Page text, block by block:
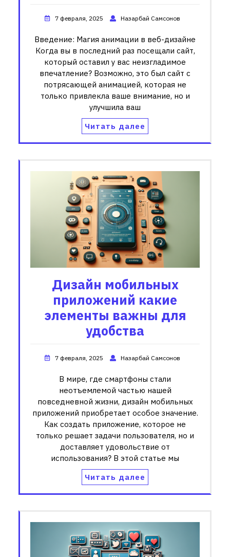
7 февраля, 2025 Назарбай Самсонов
Введение: Магия анимации в веб-дизайне
Когда вы в последний раз посещали сайт,
который оставил у вас неизгладимое
впечатление? Возможно, это был сайт с
потрясающей анимацией, которая не
только привлекла ваше внимание, но и
улучшила ваш
Читать далее
Дизайн мобильных
приложений какие
элементы важны для
удобства
7 февраля, 2025 Назарбай Самсонов
В мире, где смартфоны стали
неотъемлемой частью нашей
повседневной жизни, дизайн мобильных
приложений приобретает особое значение.
Как создать приложение, которое не
только решает задачи пользователя, но и
доставляет удовольствие от
использования? В этой статье мы
Читать далее